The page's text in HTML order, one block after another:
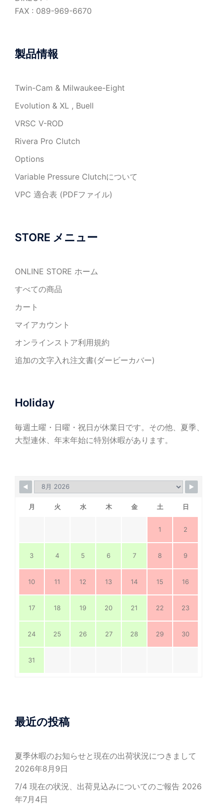
FAX : 089-969-6670
製品情報
Twin-Cam & Milwaukee-Eight
Evolution & XL , Buell
VRSC V-ROD
Rivera Pro Clutch
Options
Variable Pressure Clutchについて
VPC 適合表 (PDFファイル)
STORE メニュー
ONLINE STORE ホーム
すべての商品
カート
マイアカウント
オンラインストア利用規約
追加の文字入れ注文書(ダービーカバー)
Holiday
毎週土曜・日曜・祝日が休業日です。その他、夏季、
大型連休、年末年始に特別休暇があります。
月 火 水 木 金 土 日
1 2
3 4 5 6 7 8 9
10 11 12 13 14 15 16
17 18 19 20 21 22 23
24 25 26 27 28 29 30
31
最近の投稿
夏季休暇のお知らせと現在の出荷状況につきまして
2026年8月9日
7/4 現在の状況、出荷見込みについてのご報告 2026
年7月4日